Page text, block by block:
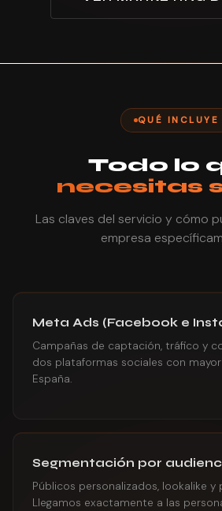
QUÉ INCLUYE
Todo lo
necesitas
Las claves del servicio y cómo
empresa
Meta Ads (Facebook e
Campañas de captación, tráfico y
dos plataformas sociales con
España.
Segmentación por
Públicos personalizados, lookalike y
Llegamos exactamente a las